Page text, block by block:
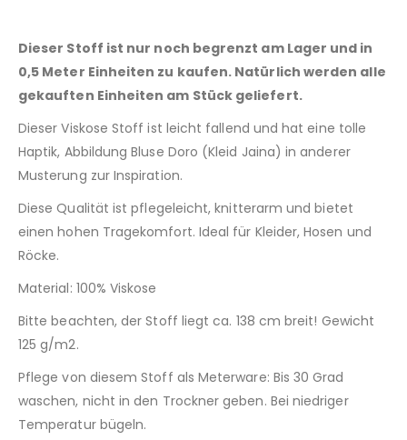
Dieser Stoff ist nur noch begrenzt am Lager und in
0,5 Meter Einheiten zu kaufen. Natürlich werden alle
gekauften Einheiten am Stück geliefert.
Dieser Viskose Stoff ist leicht fallend und hat eine tolle
Haptik, Abbildung Bluse Doro (Kleid Jaina) in anderer
Musterung zur Inspiration.
Diese Qualität ist pflegeleicht, knitterarm und bietet
einen hohen Tragekomfort. Ideal für Kleider, Hosen und
Röcke.
Material: 100% Viskose
Bitte beachten, der Stoff liegt ca. 138 cm breit! Gewicht
125 g/m2.
Pflege von diesem Stoff als Meterware: Bis 30 Grad
waschen, nicht in den Trockner geben. Bei niedriger
Temperatur bügeln.